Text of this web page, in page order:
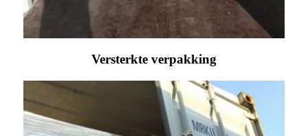
Versterkte verpakking